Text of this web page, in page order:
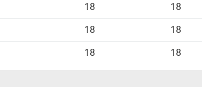
18 18
18 18
18 18